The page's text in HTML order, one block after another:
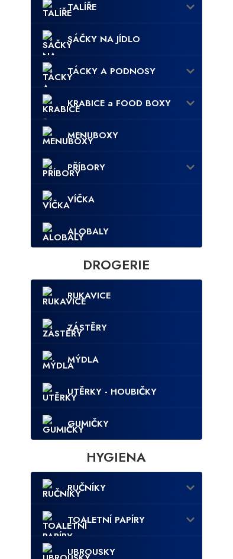
TALÍŘE
SÁČKY NA JÍDLO
TÁCKY A PODNOSY
KRABICE a FOOD BOXY
MENUBOXY
PŘÍBORY
VÍČKA
ALOBALY
DROGERIE
RUKAVICE
ZÁSTĚRY
MÝDLA
UTĚRKY - HOUBIČKY
GUMIČKY
HYGIENA
RUČNÍKY
TOALETNÍ PAPÍRY
UBROUSKY